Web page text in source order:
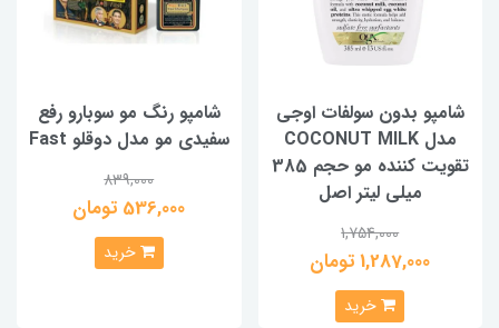
شامپو بدون سولفات اوجی
مدل COCONUT MILK
تقویت کننده مو حجم 385
ميلی لیتر اصل
1,754,000
1,287,000 تومان
خرید
شامپو رنگ مو سوبارو رفع
سفیدی مو مدل دوقلو Fast
839,000
536,000 تومان
خرید